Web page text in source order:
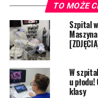
TO MOŻE
Szpital
W
u
klasy